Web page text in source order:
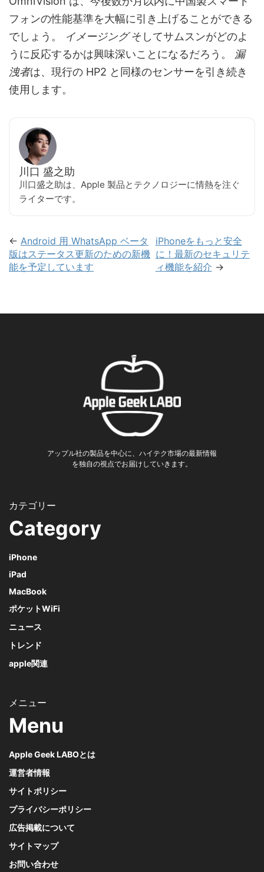
フォンの性能基準を大幅に引き上げることができる
でしょう。
イメージングそしてサムスンがどのよ
うに反応するかは興味深いことになるだろう。 漏
洩者は、現行の HP2 と同様のセンサーを引き続き
使用します。
川口 盛之助
川口盛之助は、Apple 製品とテクノロジーに情熱を注ぐ
ライターです。
← Android 用 WhatsApp ベータ
版はステータス更新のための新機
能を予定しています
iPhoneをもっと安全
に！最新のセキュリテ
ィ機能を紹介 →
アップル社の製品を中心に、ハイテク市場の最新情報
を独自の視点でお届けしていきます。
Category
iPhone
iPad
MacBook
ポケットWiFi
ニュース
トレンド
apple関連
Menu
Apple Geek LABOとは
運営者情報
サイトポリシー
プライバシーポリシー
広告掲載について
サイトマップ
お問い合わせ